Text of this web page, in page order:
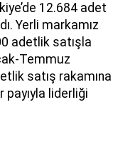
12.684 adet
Yerli markamız
adetlik satışla
Temmuz
satış rakamına
payıyla liderliği